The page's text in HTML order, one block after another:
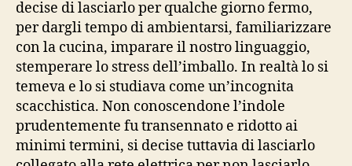
decise di lasciarlo per qualche giorno fermo,
per dargli tempo di ambientarsi, familiarizzare
con la cucina, imparare il nostro linguaggio,
stemperare lo stress dell’imballo. In realtà lo si
temeva e lo si studiava come un’incognita
scacchistica. Non conoscendone l’indole
prudentemente fu transennato e ridotto ai
minimi termini, si decise tuttavia di lasciarlo